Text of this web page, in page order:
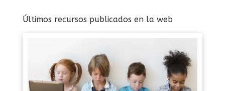
Últimos recursos publicados en la web